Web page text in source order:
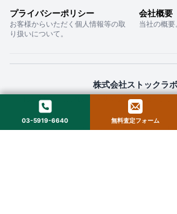
プライバシーポリシー
お客様からいただく個人情報等の取
り扱いについて。
会社概要
当社の概要
株式会社ストックラボ
〒160-0022 東京都新宿区新宿２丁目１２−１６
© 2025 StockLab. All Rights
03-5919-6640 無料査定フォーム